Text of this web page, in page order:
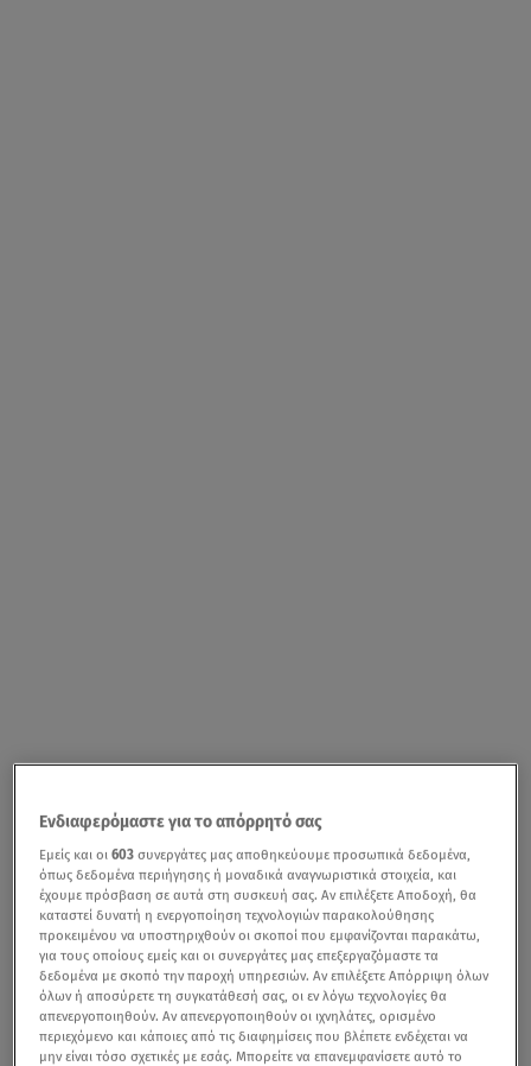
Ενδιαφερόμαστε για το απόρρητό σας
Εμείς και οι603 συνεργάτες μας αποθηκεύουμε προσωπικά δεδομένα,
όπως δεδομένα περιήγησης ή μοναδικά αναγνωριστικά στοιχεία, και
έχουμε πρόσβαση σε αυτά στη συσκευή σας. Αν επιλέξετε Αποδοχή, θα
καταστεί δυνατή η ενεργοποίηση τεχνολογιών παρακολούθησης
προκειμένου να υποστηριχθούν οι σκοποί που εμφανίζονται παρακάτω,
για τους οποίους εμείς και οι συνεργάτες μας επεξεργαζόμαστε τα
δεδομένα με σκοπό την παροχή υπηρεσιών. Αν επιλέξετε Απόρριψη όλων
όλων ή αποσύρετε τη συγκατάθεσή σας, οι εν λόγω τεχνολογίες θα
απενεργοποιηθούν. Αν απενεργοποιηθούν οι ιχνηλάτες, ορισμένο
περιεχόμενο και κάποιες από τις διαφημίσεις που βλέπετε ενδέχεται να
μην είναι τόσο σχετικές με εσάς. Μπορείτε να επανεμφανίσετε αυτό το